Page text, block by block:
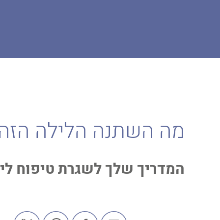
מה השתנה הלילה
המדריך שלך לשגרת טיפוח